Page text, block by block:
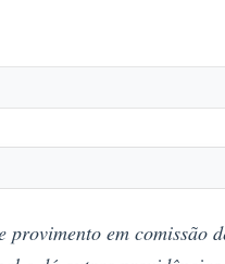
em comissão